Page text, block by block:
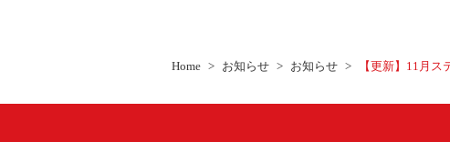
Home お知らせ お知らせ 【更新】11月ス